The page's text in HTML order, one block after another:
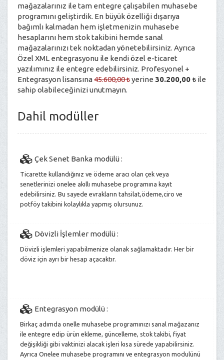
mağazalarınız ile tam entegre çalışabilen muhasebe
programını geliştirdik. En büyük özelliği dışarıya
bağımlı kalmadan hem işletmenizin muhasebe
hesaplarını hem stok takibini hemde sanal
mağazalarınızı tek noktadan yönetebilirsiniz. Ayrıca
Özel XML entegrasyonu ile kendi özel e-ticaret
yazılımınız ile entegre edebilirsiniz. Profesyonel +
Entegrasyon lisansına45.600,00 yerine 30.200,00
ile
sahip olabileceğinizi unutmayın.
Dahil modüller
Çek Senet Banka modülü :
Ticarette kullandığınız ve ödeme aracı olan çek veya
senetlerinizi onelee akıllı muhasebe programına kayıt
edebilirsiniz. Bu sayede evrakların tahsilat,ödeme,ciro ve
potföy takibini kolaylıkla yapmış olursunuz.
Dövizli İşlemler modülü :
Dövizli işlemleri yapabilmenize olanak sağlamaktadır. Her bir
döviz için ayrı bir hesap açacaktır.
Entegrasyon modülü :
Birkaç adımda onelle muhasebe programınızı sanal mağazanız
ile entegre edip ürün ekleme, güncelleme, stok takibi, fiyat
değişikliği gibi vaktinizi alacak işleri kısa sürede yapabilirsiniz.
Ayrıca Onelee muhasebe programını ve entegrasyon modulünü